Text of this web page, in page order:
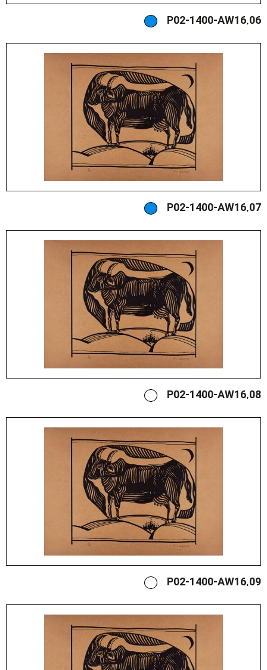
P02-1400-AW16.06
P02-1400-AW16.07
P02-1400-AW16.08
P02-1400-AW16.09